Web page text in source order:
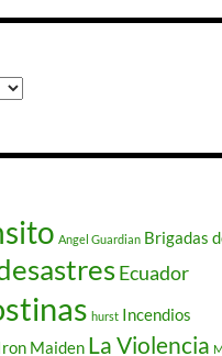
Angel Guardian Brigadas
Ecuador
hurst Incendios
Maiden La Violencia